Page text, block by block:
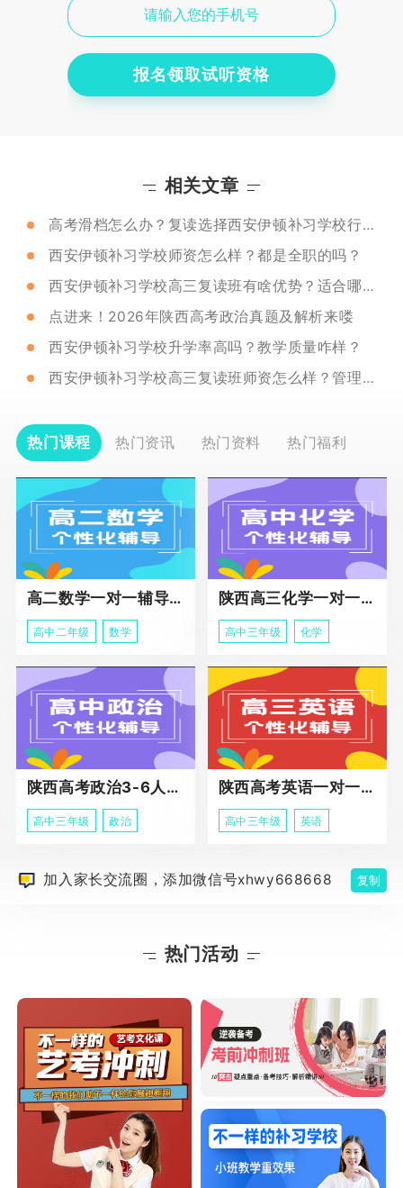
报名领取试听资格
相关文章
高考滑档怎么办？复读选择西安伊顿补习学校行吗？
西安伊顿补习学校师资怎么样？都是全职的吗？
西安伊顿补习学校高三复读班有啥优势？适合哪些学生选？
点进来！2026年陕西高考政治真题及解析来喽
西安伊顿补习学校升学率高吗？教学质量咋样？
西安伊顿补习学校高三复读班师资怎么样？管理严格吗？
热门课程 热门资讯 热门资料 热门福利
高二数学一对一辅导课程
高中二年级 数学
陕西高三化学一对一个性化辅导课程
高中三年级 化学
陕西高考政治3-6人班课程
高中三年级 政治
陕西高考英语一对一冲刺课程
高中三年级 英语
加入家长交流圈，添加微信号xhwy668668 复制
热门活动